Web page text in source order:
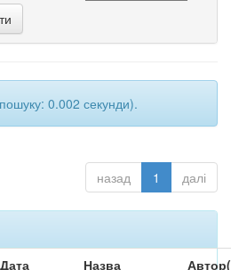
0.002 секунди).
назад 1 далі
Дата
Назва